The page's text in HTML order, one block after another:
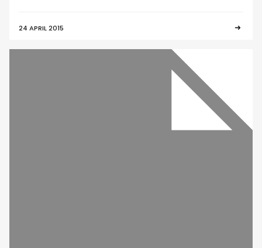
24 APRIL 2015